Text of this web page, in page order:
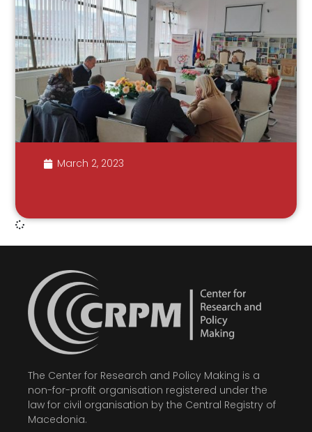
March 2, 2023
The Center for Research and Policy Making is a
non-for-profit organisation registered under the
law for civil organisation by the Central Registry of
Macedonia.